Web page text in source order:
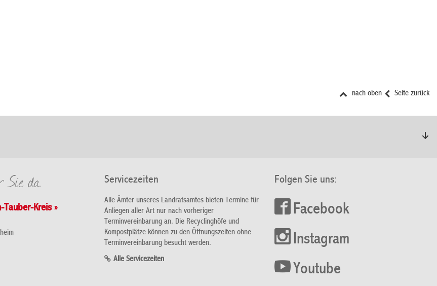
Seite zurück
nach oben
Tauber-Kreis »
Servicezeiten
Alle Ämter unseres Landratsamtes bieten Termine für
Anliegen aller Art nur nach vorheriger
Terminvereinbarung an. Die Recyclinghöfe und
Kompostplätze können zu den Öffnungszeiten ohne
Terminvereinbarung besucht werden.
Alle Servicezeiten
Folgen Sie uns:
Facebook
Instagram
Youtube